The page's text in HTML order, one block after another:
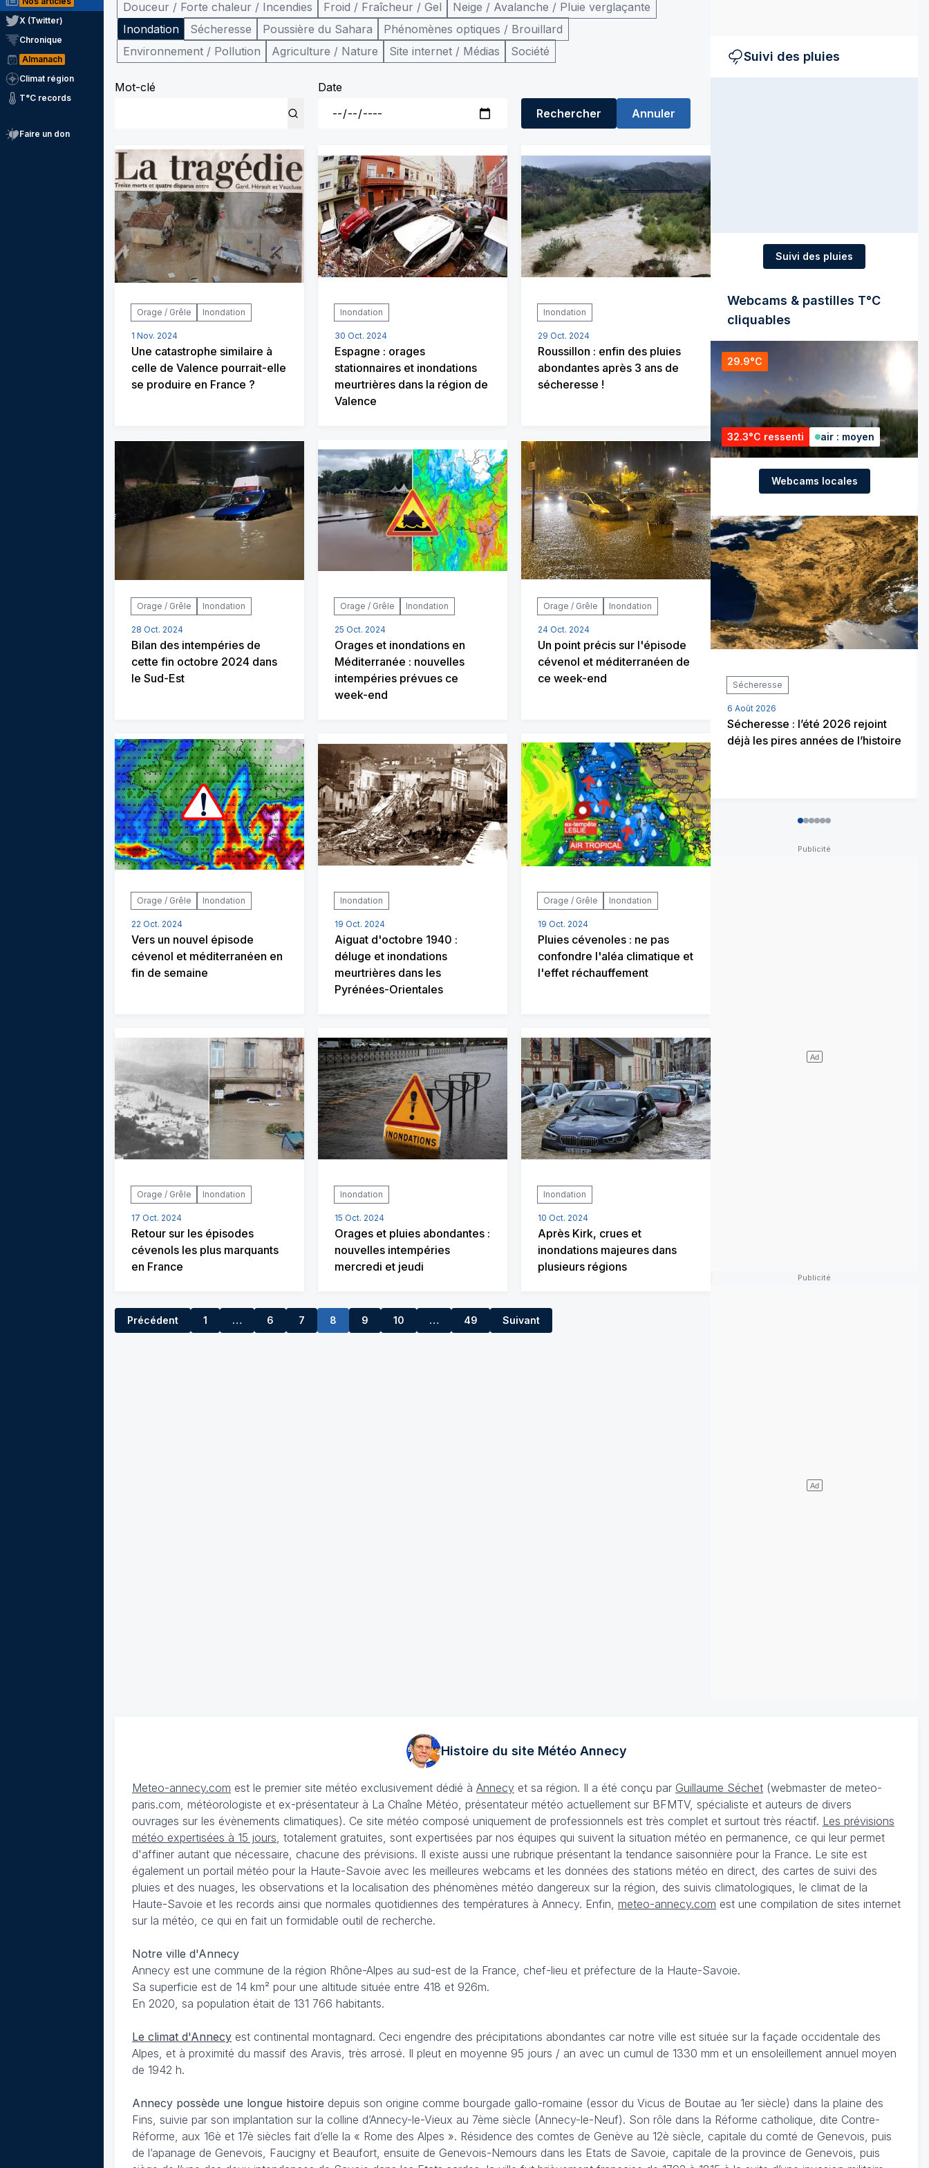
X (Twitter)
Chronique
Almanach
Climat région
T°C records
Faire un don
Douceur / Forte chaleur / Incendies
Froid / Fraîcheur / Gel
Neige / Avalanche / Pluie verglaçante
Inondation
Sécheresse Poussière du Sahara
Phénomènes optiques / Brouillard
Environnement / Pollution
Agriculture / Nature Site internet / Médias Société
Mot-clé
Date
Rechercher
Annuler
Orage / Grêle Inondation
1 Nov. 2024
Une catastrophe similaire à
celle de Valence pourrait-elle
se produire en France ?
Inondation
30 Oct. 2024
Espagne : orages
stationnaires et inondations
meurtrières dans la région de
Valence
Inondation
29 Oct. 2024
Roussillon : enfin des pluies
abondantes après 3 ans de
sécheresse !
Orage / Grêle Inondation
28 Oct. 2024
Bilan des intempéries de
cette fin octobre 2024 dans
le Sud-Est
Orage / Grêle Inondation
25 Oct. 2024
Orages et inondations en
Méditerranée : nouvelles
intempéries prévues ce
week-end
Orage / Grêle Inondation
24 Oct. 2024
Un point précis sur l'épisode
cévenol et méditerranéen de
ce week-end
Orage / Grêle Inondation
22 Oct. 2024
Vers un nouvel épisode
cévenol et méditerranéen en
fin de semaine
Inondation
19 Oct. 2024
Aiguat d'octobre 1940 :
déluge et inondations
meurtrières dans les
Pyrénées-Orientales
Orage / Grêle Inondation
19 Oct. 2024
Pluies cévenoles : ne pas
confondre l'aléa climatique et
l'effet réchauffement
Orage / Grêle Inondation
17 Oct. 2024
Retour sur les épisodes
cévenols les plus marquants
en France
Inondation
15 Oct. 2024
Orages et pluies abondantes :
nouvelles intempéries
mercredi et jeudi
Inondation
10 Oct. 2024
Après Kirk, crues et
inondations majeures dans
plusieurs régions
Précédent 1 …
5 6 7 8 9 10 …
11 49 Suivant
Suivi des pluies
Suivi des pluies
Webcams & pastilles T°C
cliquables
29.9°C
32.3°C ressenti air : moyen
Webcams locales
Sécheresse
6 Août 2026
Sécheresse : l’été 2026 rejoint
déjà les pires années de l’histoire
012345
Histoire du site MétéoAnnecy
Meteo-annecy.com est le premier site météo exclusivement dédié à Annecy et sa région. Il a été conçu par Guillaume Séchet (webmaster de meteo-
paris.com, météorologiste et ex-présentateur à La Chaîne Météo, présentateur météo actuellement sur BFMTV, spécialiste et auteurs de divers
ouvrages sur les évènements climatiques). Ce site météo composé uniquement de professionnels est très complet et surtout très réactif. Les prévisions
météo expertisées à 15 jours , totalement gratuites, sont expertisées par nos équipes qui suivent la situation météo en permanence, ce qui leur permet
d'affiner autant que nécessaire, chacune des prévisions. Il existe aussi une rubrique présentant la tendance saisonnière pour la France. Le site est
également un portail météo pour la Haute-Savoie avec les meilleures webcams et les données des stations météo en direct, des cartes de suivi des
pluies et des nuages, les observations et la localisation des phénomènes météo dangereux sur la région, des suivis climatologiques, le climat de la
Haute-Savoie et les records ainsi que normales quotidiennes des températures à Annecy. Enfin, meteo-annecy.com est une compilation de sites internet
sur la météo, ce qui en fait un formidable outil de recherche.
Notre ville d'Annecy
Annecy est une commune de la région Rhône-Alpes au sud-est de la France, chef-lieu et préfecture de la Haute-Savoie.
Sa superficie est de 14 km² pour une altitude située entre 418 et 926m.
En 2020, sa population était de 131 766 habitants.
Le climat d'Annecy est continental montagnard. Ceci engendre des précipitations abondantes car notre ville est située sur la façade occidentale des
Alpes, et à proximité du massif des Aravis, très arrosé. Il pleut en moyenne 95 jours / an avec un cumul de 1330 mm et un ensoleillement annuel moyen
de 1942 h.
Annecy possède une longue histoire depuis son origine comme bourgade gallo-romaine (essor du Vicus de Boutae au 1er siècle) dans la plaine des
Fins, suivie par son implantation sur la colline d’Annecy-le-Vieux au 7ème siècle (Annecy-le-Neuf). Son rôle dans la Réforme catholique, dite Contre-
Réforme, aux 16è et 17è siècles fait d’elle la « Rome des Alpes ». Résidence des comtes de Genève au 12è siècle, capitale du comté de Genevois, puis
de l’apanage de Genevois, Faucigny et Beaufort, ensuite de Genevois-Nemours dans les Etats de Savoie, capitale de la province de Genevois, puis